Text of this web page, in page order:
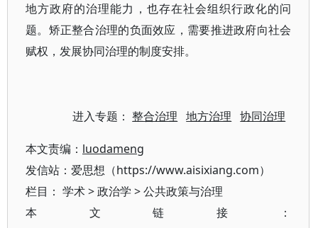
地方政府的治理能力，也存在社会组织行政化的问
题。矫正整合治理的负面效应，需要推进政府向社会
赋权，发展协同治理的制度安排。
进入专题：整合治理 地方治理 协同治理
本文责编： luodameng
发信站：爱思想（https://www.aisixiang.com）
栏目： 学术>政治学 >公共政策与治理
本文链接：